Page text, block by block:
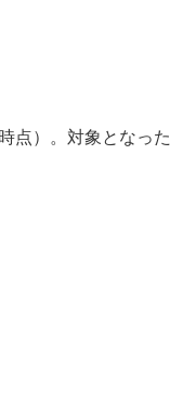
点）。対象となった